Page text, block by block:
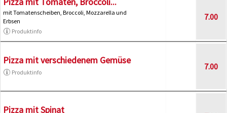
mit Tomatenscheiben, Broccoli, Mozzarella und
Erbsen
Produktinfo
7.00
Pizza mit verschiedenem Gemüse
Produktinfo
7.00
Pizza mit Spinat